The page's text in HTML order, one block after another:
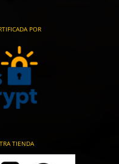
POR
TIENDA